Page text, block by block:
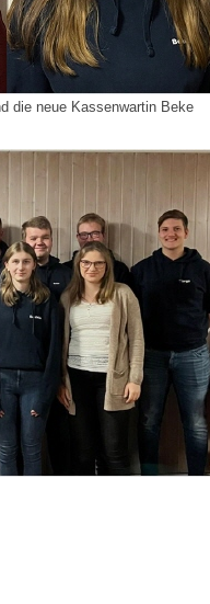
die neue Kassenwartin Beke